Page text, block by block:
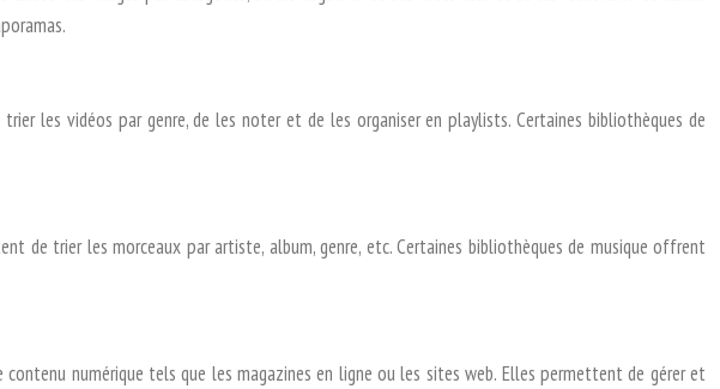
les vidéos par genre, de les noter et de les organiser en playlists. Certaines bibliothèques de
de trier les morceaux par artiste, album, genre, etc. Certaines bibliothèques de musique offrent
numérique tels que les magazines en ligne ou les sites web. Elles permettent de gérer et